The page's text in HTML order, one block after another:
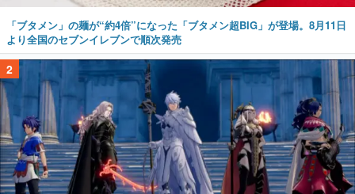
「ブタメン」の麺が“約4倍”になった「ブタメン超BIG」が登場。8月11日
より全国のセブンイレブンで順次発売
2